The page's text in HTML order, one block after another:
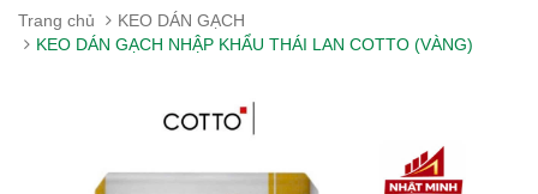
Trang chủ
KEO DÁN GẠCH
KEO DÁN GẠCH NHẬP KHẨU THÁI LAN COTTO (VÀNG)